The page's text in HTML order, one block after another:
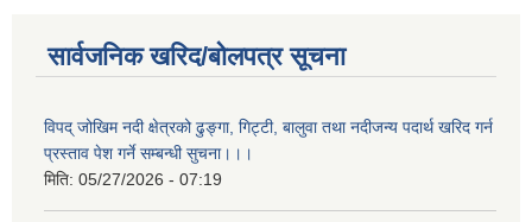
सार्वजनिक खरिद/बोलपत्र सूचना
विपद् जोखिम नदी क्षेत्रको ढुङ्गा, गिट्टी, बालुवा तथा नदीजन्य पदार्थ खरिद गर्न
प्रस्ताव पेश गर्ने सम्बन्धी सुचना।।।
मिति: 05/27/2026 - 07:19